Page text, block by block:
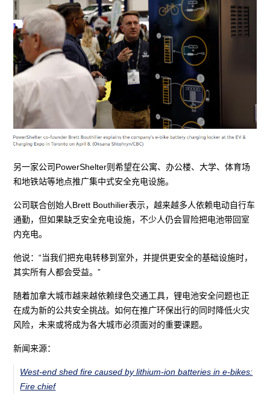
另一家公司PowerShelter则希望在公寓、办公楼、大学、体育场
和地铁站等地点推广集中式安全充电设施。
公司联合创始人Brett Bouthilier表示，越来越多人依赖电动自行车
通勤，但如果缺乏安全充电设施，不少人仍会冒险把电池带回室
内充电。
他说：“当我们把充电转移到室外，并提供更安全的基础设施时，
其实所有人都会受益。”
随着加拿大城市越来越依赖绿色交通工具，锂电池安全问题也正
在成为新的公共安全挑战。如何在推广环保出行的同时降低火灾
风险，未来或将成为各大城市必须面对的重要课题。
新闻来源：
West-end shed fire caused by lithium-ion batteries in e-bikes:
Fire chief